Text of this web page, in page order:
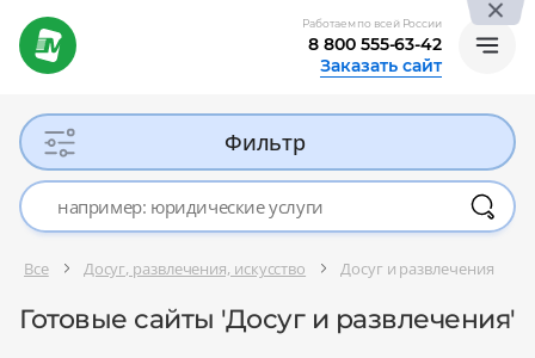
Работаем по всей России
8 800 555-63-42
Заказать сайт
Фильтр
Все Досуг, развлечения, искусство Досуг и развлечения
Готовые сайты 'Досуг и развлечения'